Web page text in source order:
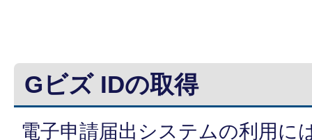
Gビズ IDの取得
電子申請届出システムの利用に